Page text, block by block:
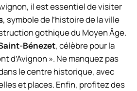
il est essentiel de visiter
, symbole de l’histoire de la ville
gothique du Moyen Âge.
Bénezet, célèbre pour la
d’Avignon ». Ne manquez pas
le centre historique, avec
et places. Enfin, profitez des